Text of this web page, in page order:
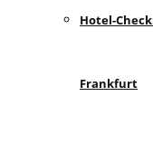
Hotel-
Frankfurt